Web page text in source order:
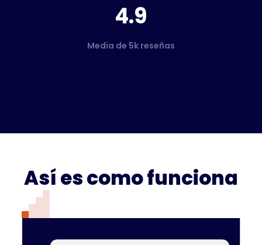
4.9
Media de 5k reseñas
Así es como funciona